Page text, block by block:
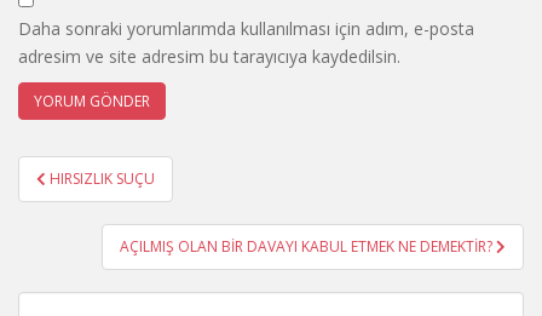
Daha sonraki yorumlarımda kullanılması için adım, e-posta
adresim ve site adresim bu tarayıcıya kaydedilsin.
Yazı
gezinmesi
HIRSIZLIK SUÇU
AÇILMIŞ OLAN BİR DAVAYI KABUL ETMEK NE DEMEKTİR?